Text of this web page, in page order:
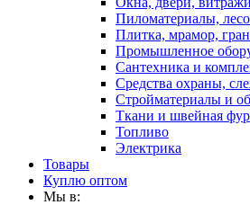
Пиломатериалы,
Плитка, мрамор,
Промышленное
Сантехника и
Средства охраны,
Стройматериалы и
Ткани и швейная
Топливо
Электрика
Товары
Куплю оптом
Мы в: